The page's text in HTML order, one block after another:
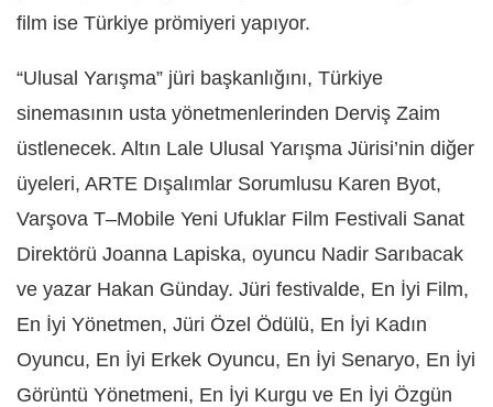
film ise Türkiye prömiyeri yapıyor.
“Ulusal Yarışma” jüri başkanlığını, Türkiye
sinemasının usta yönetmenlerinden Derviş Zaim
üstlenecek. Altın Lale Ulusal Yarışma Jürisi’nin diğer
üyeleri, ARTE Dışalımlar Sorumlusu Karen Byot,
Varşova T–Mobile Yeni Ufuklar Film Festivali Sanat
Direktörü Joanna Lapiska, oyuncu Nadir Sarıbacak
ve yazar Hakan Günday. Jüri festivalde, En İyi Film,
En İyi Yönetmen, Jüri Özel Ödülü, En İyi Kadın
Oyuncu, En İyi Erkek Oyuncu, En İyi Senaryo, En İyi
Görüntü Yönetmeni, En İyi Kurgu ve En İyi Özgün